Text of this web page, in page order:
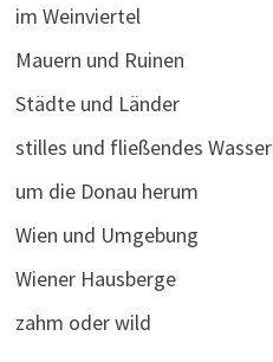
im Weinviertel
Mauern und Ruinen
Städte und Länder
stilles und fließendes Wasser
um die Donau herum
Wien und Umgebung
Wiener Hausberge
zahm oder wild